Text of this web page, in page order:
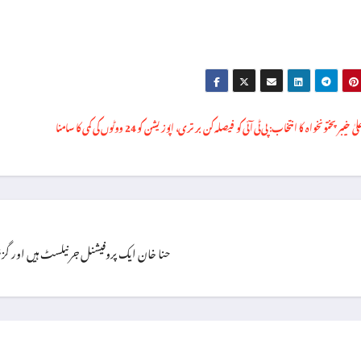
کا انتخاب: پی ٹی آئی کو فیصلہ کن برتری، اپوزیشن کو 24 ووٹوں کی کمی کا سامنا
حنا خان ایک پروفیشنل جرنیلسٹ ہیں اور گزشتہ ۱۳ سال سے اپنی خدمات سر انجام دے